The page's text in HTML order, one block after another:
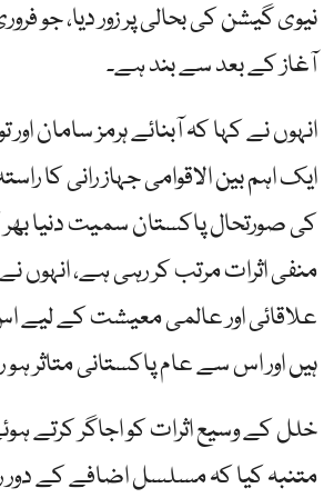
نیوی گیشن کی بحالی پر زور دیا، جو
آغاز کے بعد سے بند ہے۔
انہوں نے کہا کہ آبنائے ہرمز سامان اور
ایک اہم بین الاقوامی جہاز رانی کا
کی صورتحال پاکستان سمیت دنیا
منفی اثرات مرتب کر رہی ہے، انہوں
علاقائی اور عالمی معیشت کے لیے
ہیں اور اس سے عام پاکستانی متاثر
خلل کے وسیع اثرات کو اجاگر کرتے
متنبہ کیا کہ مسلسل اضافے کے دور